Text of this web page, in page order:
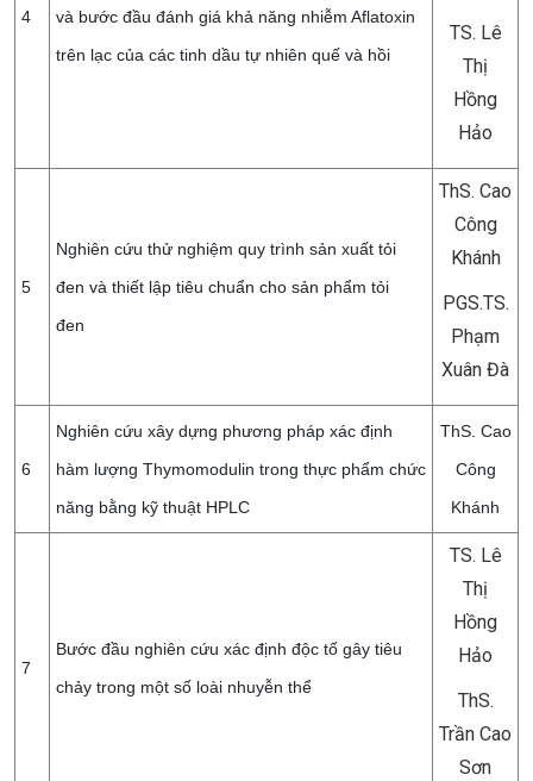
4
và bước đầu đánh giá khả năng nhiễm Aflatoxin
trên lạc của các tinh dầu tự nhiên quế và hồi
TS. Lê
Thị
Hồng
Hảo
5
Nghiên cứu thử nghiệm quy trình sản xuất tỏi
đen và thiết lập tiêu chuẩn cho sản phẩm tỏi
đen
ThS. Cao
Công
Khánh
PGS.TS.
Phạm
Xuân Đà
6
Nghiên cứu xây dựng phương pháp xác định
hàm lượng Thymomodulin trong thực phẩm chức
năng bằng kỹ thuật HPLC
ThS. Cao
Công
Khánh
7
Bước đầu nghiên cứu xác định độc tố gây tiêu
chảy trong một số loài nhuyễn thể
TS. Lê
Thị
Hồng
Hảo
ThS.
Trần Cao
Sơn